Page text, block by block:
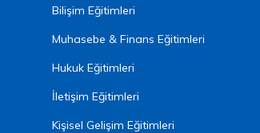
Bilişim Eğitimleri
Muhasebe & Finans Eğitimleri
Hukuk Eğitimleri
İletişim Eğitimleri
Kişisel Gelişim Eğitimleri